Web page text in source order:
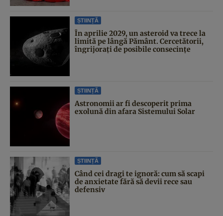
ȘTIINȚĂ
În aprilie 2029, un asteroid va trece la
limită pe lângă Pământ. Cercetătorii,
îngrijorați de posibile consecințe
ȘTIINȚĂ
Astronomii ar fi descoperit prima
exolună din afara Sistemului Solar
ȘTIINȚĂ
Când cei dragi te ignoră: cum să scapi
de anxietate fără să devii rece sau
defensiv